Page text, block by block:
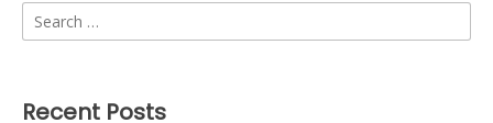
Search
for:
Recent Posts